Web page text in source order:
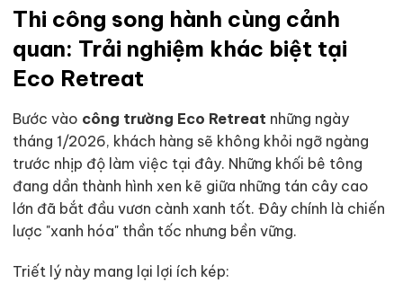
Thi công song hành cùng cảnh
quan: Trải nghiệm khác biệt tại
Eco Retreat
Bước vào công trường Eco Retreat những ngày
tháng 1/2026, khách hàng sẽ không khỏi ngỡ ngàng
trước nhịp độ làm việc tại đây. Những khối bê tông
đang dần thành hình xen kẽ giữa những tán cây cao
lớn đã bắt đầu vươn cành xanh tốt. Đây chính là chiến
lược "xanh hóa" thần tốc nhưng bền vững.
Triết lý này mang lại lợi ích kép: